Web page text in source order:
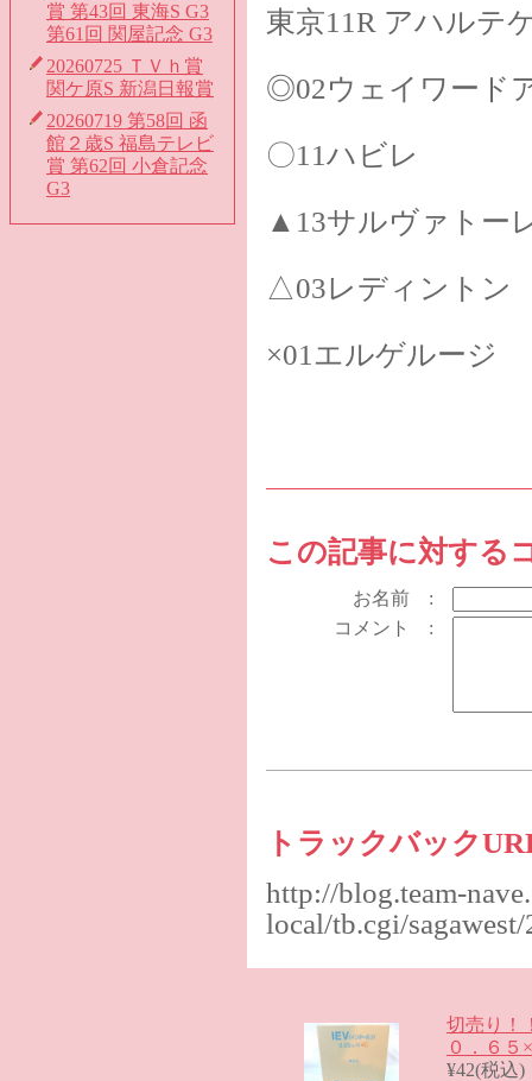
賞 第43回 東海S G3
第61回 関屋記念 G3
20260725 ＴＶｈ賞
関ケ原S 新潟日報賞
20260719 第58回 函
館２歳S 福島テレビ
賞 第62回 小倉記念
G3
東京11R アハルテ
◎02ウェイワード
〇11ハビレ
▲13サルヴァトー
△03レディントン
×01エルゲルージ
この記事に対する
お名前 :
コメント :
トラックバック
http://blog.team-
local/tb.cgi/
切売り
０．６５
¥42(税込)